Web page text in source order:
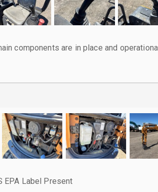
components are in place and
EPA Label Present